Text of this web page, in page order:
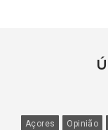
Açores Opinião